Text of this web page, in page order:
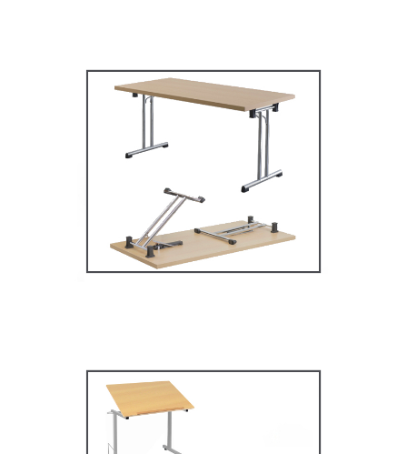
Tables Multifonctions
MOBILIER SCOLAIRE
Mobilier secondaire /